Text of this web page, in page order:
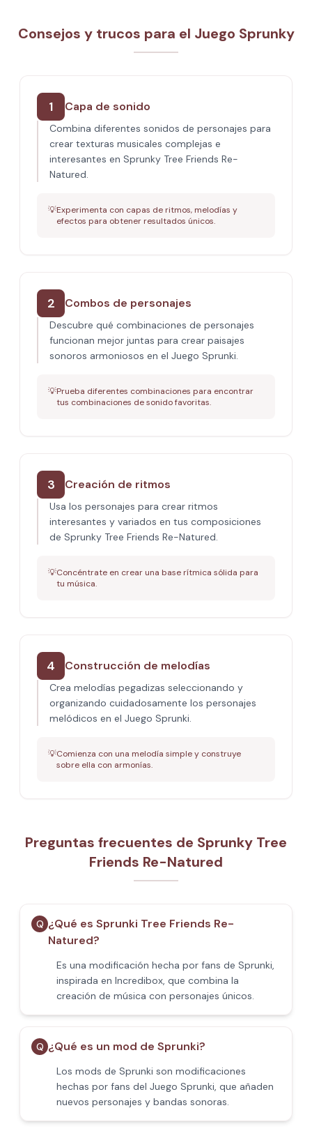
Consejos y trucos para el Juego Sprunky
1 Capa de sonido
Combina diferentes sonidos de personajes para
crear texturas musicales complejas e
interesantes en Sprunky Tree Friends Re-
Natured.
💡Experimenta con capas de ritmos, melodías y
efectos para obtener resultados únicos.
2 Combos de personajes
Descubre qué combinaciones de personajes
funcionan mejor juntas para crear paisajes
sonoros armoniosos en el Juego Sprunki.
💡Prueba diferentes combinaciones para encontrar
tus combinaciones de sonido favoritas.
3 Creación de ritmos
Usa los personajes para crear ritmos
interesantes y variados en tus composiciones
de Sprunky Tree Friends Re-Natured.
💡Concéntrate en crear una base rítmica sólida para
tu música.
4 Construcción de melodías
Crea melodías pegadizas seleccionando y
organizando cuidadosamente los personajes
melódicos en el Juego Sprunki.
💡Comienza con una melodía simple y construye
sobre ella con armonías.
Preguntas frecuentes de Sprunky Tree
Friends Re-Natured
Q ¿Qué es Sprunki Tree Friends Re-
Natured?
Es una modificación hecha por fans de Sprunki,
inspirada en Incredibox, que combina la
creación de música con personajes únicos.
Q ¿Qué es un mod de Sprunki?
Los mods de Sprunki son modificaciones
hechas por fans del Juego Sprunki, que añaden
nuevos personajes y bandas sonoras.